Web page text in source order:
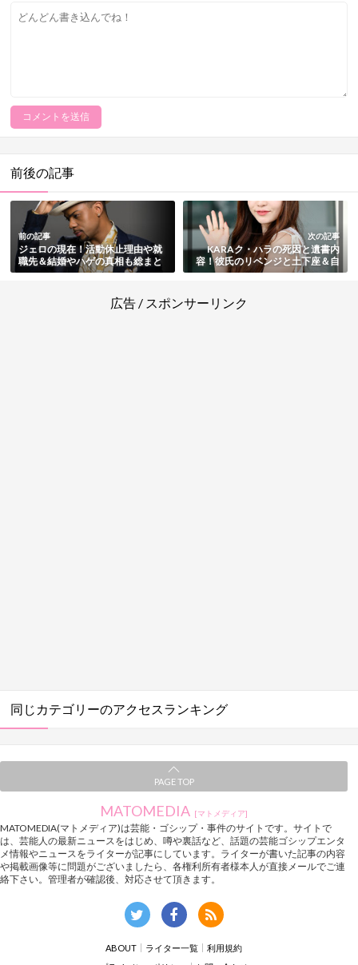
前後の記事
前の記事
ジェロの現在！活動休止理由や就
職先＆結婚やハゲの真相も総まと
め
次の記事
KARAク・ハラの死因と遺書内
容！彼氏のリベンジと土下座＆自
殺の原因まとめ
広告 / スポンサーリンク
同じカテゴリーのアクセスランキング
PAGE TOP
MATOMEDIA [マトメディア]
MATOMEDIA(マトメディア)は芸能・ゴシップ・事件のサイトです。サイトで
は、芸能人の最新ニュースをはじめ、噂や裏話など、話題の芸能ゴシップエンタ
メ情報やニュースをライターが記事にしています。ライターが書いた記事の内容
や掲載画像等に問題がございましたら、各権利所有者様本人が直接メールでご連
絡下さい。管理者が確認後、対応させて頂きます。
ABOUT ライター一覧
利用規約